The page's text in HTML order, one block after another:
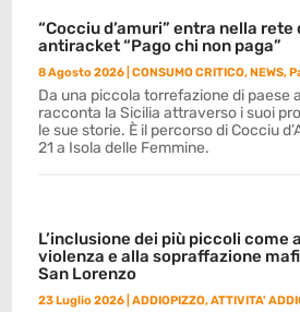
“Cocciu d’amuri” entra nella
antiracket “Pago chi non paga”
8 Agosto 2026 |CONSUMO CRITICO,NEWS,
Da una piccola torrefazione di paese
racconta la Sicilia attraverso i suoi
le sue storie. È il percorso di Cocciu
21 a Isola delle Femmine.
L’inclusione dei più piccoli come
violenza e alla sopraffazione
San Lorenzo
23 Luglio 2026 |ADDIOPIZZO,ATTIVITA'